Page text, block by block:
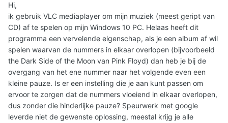
Hi,
ik gebruik VLC mediaplayer om mijn muziek (meest geript van
CD) af te spelen op mijn Windows 10 PC. Helaas heeft dit
programma een vervelende eigenschap, als je een album af wil
spelen waarvan de nummers in elkaar overlopen (bijvoorbeeld
the Dark Side of the Moon van Pink Floyd) dan heb je bij de
overgang van het ene nummer naar het volgende even een
kleine pauze. Is er een instelling die je aan kunt passen om
ervoor te zorgen dat de nummers vloeiend in elkaar overlopen,
dus zonder die hinderlijke pauze? Speurwerk met google
leverde niet de gewenste oplossing, meestal krijg je alle